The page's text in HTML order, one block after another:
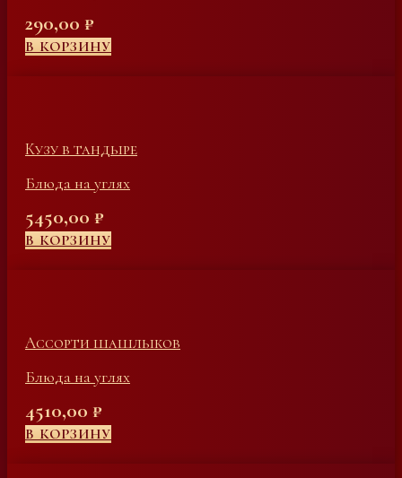
290,00 ₽
В КОРЗИНУ
Кузу в тандыре
Блюда на углях
5450,00 ₽
В КОРЗИНУ
Ассорти шашлыков
Блюда на углях
4510,00 ₽
В КОРЗИНУ